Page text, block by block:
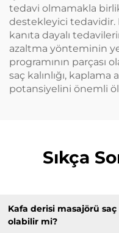
tedavi olmamakla
destekleyici tedavidir.
kanıta dayalı
azaltma yönteminin
programının parçası
saç kalınlığı,
potansiyelini önemli
Sıkça
Kafa derisi masajörü saç
olabilir mi?